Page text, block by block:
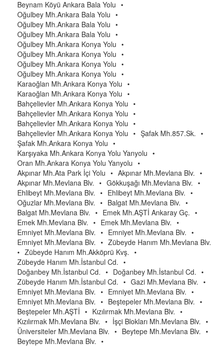
Beynam Köyü Ankara Bala Yolu •
Oğulbey Mh.Ankara Bala Yolu •
Oğulbey Mh.Ankara Bala Yolu •
Oğulbey Mh.Ankara Bala Yolu •
Oğulbey Mh.Ankara Konya Yolu •
Oğulbey Mh.Ankara Konya Yolu •
Oğulbey Mh.Ankara Konya Yolu •
Oğulbey Mh.Ankara Konya Yolu •
Karaoğlan Mh.Ankara Konya Yolu •
Karaoğlan Mh.Ankara Konya Yolu •
Bahçelievler Mh.Ankara Konya Yolu •
Bahçelievler Mh.Ankara Konya Yolu •
Bahçelievler Mh.Ankara Konya Yolu •
Bahçelievler Mh.Ankara Konya Yolu • Şafak Mh.857.Sk. •
Şafak Mh.Ankara Konya Yolu •
Karşıyaka Mh.Ankara Konya Yolu Yanyolu •
Oran Mh.Ankara Konya Yolu Yanyolu •
Akpınar Mh.Ata Park İçi Yolu • Akpınar Mh.Mevlana Blv. •
Akpınar Mh.Mevlana Blv. • Gökkuşağı Mh.Mevlana Blv. •
Ehlibeyt Mh.Mevlana Blv. • Ehlibeyt Mh.Mevlana Blv. •
Oğuzlar Mh.Mevlana Blv. • Balgat Mh.Mevlana Blv. •
Balgat Mh.Mevlana Blv. • Emek Mh.AŞTİ Ankaray Gç. •
Emek Mh.Mevlana Blv. • Emek Mh.Mevlana Blv. •
Emniyet Mh.Mevlana Blv. • Emniyet Mh.Mevlana Blv. •
Emniyet Mh.Mevlana Blv. • Zübeyde Hanım Mh.Mevlana Blv.
• Zübeyde Hanım Mh.Akköprü Kvş. •
Zübeyde Hanım Mh.İstanbul Cd. •
Doğanbey Mh.İstanbul Cd. • Doğanbey Mh.İstanbul Cd. •
Zübeyde Hanım Mh.İstanbul Cd. • Gazi Mh.Mevlana Blv. •
Emniyet Mh.Mevlana Blv. • Emniyet Mh.Mevlana Blv. •
Emniyet Mh.Mevlana Blv. • Beştepeler Mh.Mevlana Blv. •
Beştepeler Mh.AŞTİ • Kızılırmak Mh.Mevlana Blv. •
Kızılırmak Mh.Mevlana Blv. • İşçi Blokları Mh.Mevlana Blv. •
Üniversiteler Mh.Mevlana Blv. • Beytepe Mh.Mevlana Blv. •
Beytepe Mh.Mevlana Blv. •